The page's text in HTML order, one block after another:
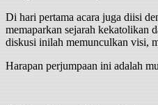
Di hari pertama acara juga diisi
memaparkan sejarah kekatolikan
diskusi inilah memunculkan visi,
Harapan perjumpaan ini adalah